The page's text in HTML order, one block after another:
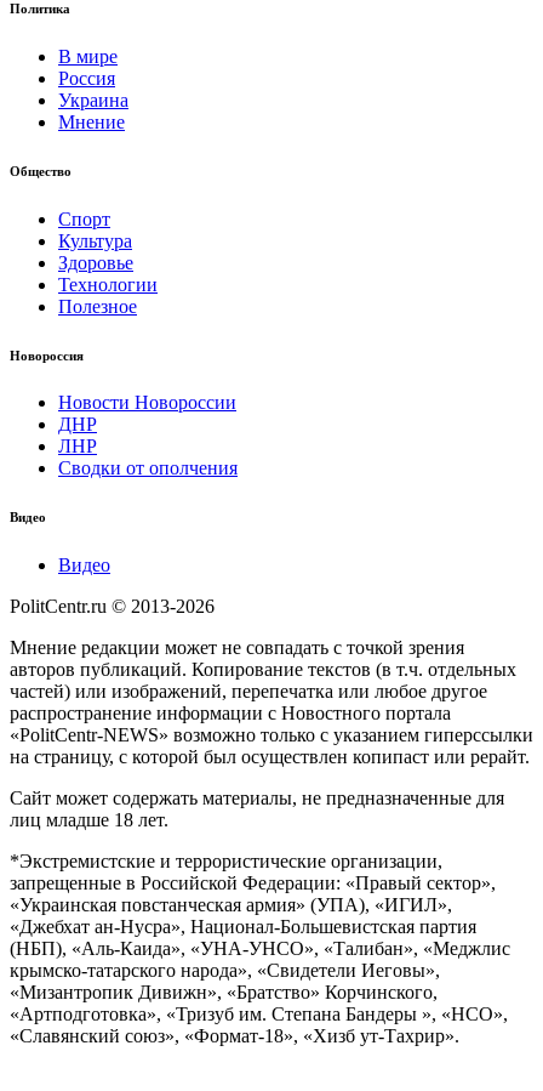
Политика
В мире
Россия
Украина
Мнение
Общество
Спорт
Культура
Здоровье
Технологии
Полезное
Новороссия
Новости Новороссии
ДНР
ЛНР
Сводки от ополчения
Видео
Видео
PolitCentr.ru © 2013-2026
Мнение редакции может не совпадать с точкой зрения
авторов публикаций. Копирование текстов (в т.ч. отдельных
частей) или изображений, перепечатка или любое другое
распространение информации с Новостного портала
«PolitCentr-NEWS» возможно только с указанием гиперссылки
на страницу, с которой был осуществлен копипаст или рерайт.
Сайт может содержать материалы, не предназначенные для
лиц младше 18 лет.
*Экстремистские и террористические организации,
запрещенные в Российской Федерации: «Правый сектор»,
«Украинская повстанческая армия» (УПА), «ИГИЛ»,
«Джебхат ан-Нусра», Национал-Большевистская партия
(НБП), «Аль-Каида», «УНА-УНСО», «Талибан», «Меджлис
крымско-татарского народа», «Свидетели Иеговы»,
«Мизантропик Дивижн», «Братство» Корчинского,
«Артподготовка», «Тризуб им. Степана Бандеры », «НСО»,
«Славянский союз», «Формат-18», «Хизб ут-Тахрир».